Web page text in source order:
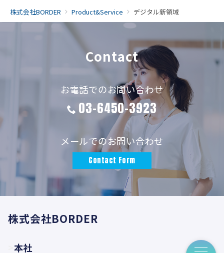
株式会社BORDER Product&Service デジタル新領域
Contact
お電話でのお問い合わせ
03-6450-3923
メールでのお問い合わせ
Contact Form
株式会社BORDER
本社